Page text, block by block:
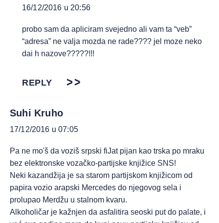
16/12/2016 u 20:56
probo sam da apliciram svejedno ali vam ta “veb”
“adresa” ne valja mozda ne rade???? jel moze neko
dai h nazove?????!!!
REPLY
Suhi Kruho
17/12/2016 u 07:05
Pa ne mo'š da voziš srpski fiJat pijan kao trska po mraku
bez elektronske vozačko-partijske knjižice SNS!
Neki kazandžija je sa starom partijskom knjižicom od
papira vozio arapski Mercedes do njegovog sela i
prolupao Merdžu u stalnom kvaru.
Alkoholičar je kažnjen da asfalitira seoski put do palate, i